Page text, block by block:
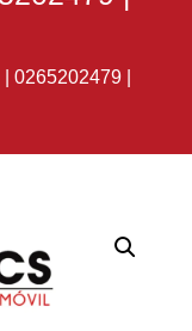
0265202479 |